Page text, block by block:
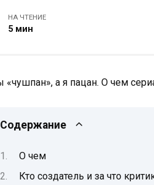
НА ЧТЕНИЕ
5 мин
Содержание
О чем
Кто создатель и за что